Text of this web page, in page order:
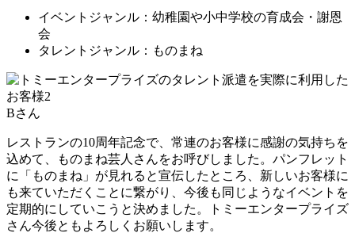
イベントジャンル：幼稚園や小中学校の育成会・謝恩
会
タレントジャンル：ものまね
Bさん
レストランの10周年記念で、常連のお客様に感謝の気持ちを
込めて、ものまね芸人さんをお呼びしました。パンフレット
に「ものまね」が見れると宣伝したところ、新しいお客様に
も来ていただくことに繋がり、今後も同じようなイベントを
定期的にしていこうと決めました。トミーエンタープライズ
さん今後ともよろしくお願いします。